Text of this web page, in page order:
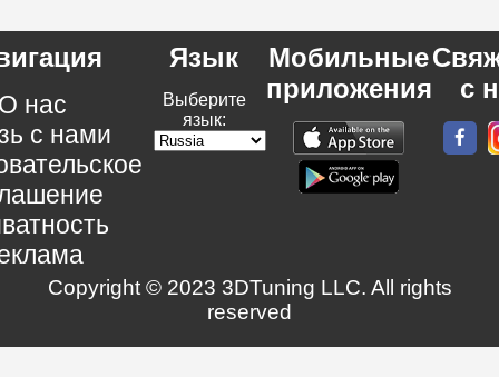
нас
с нами
Язык
Выберите
язык:
Мобильные
приложения
с
Copyright © 2023 3DTuning LLC. All rights
reserved